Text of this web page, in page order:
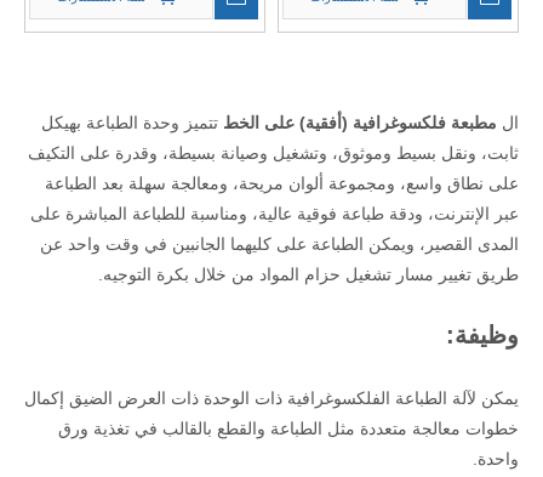
ال مطبعة فلكسوغرافية (أفقية) على الخط تتميز وحدة الطباعة بهيكل
ثابت، ونقل بسيط وموثوق، وتشغيل وصيانة بسيطة، وقدرة على التكيف
على نطاق واسع، ومجموعة ألوان مريحة، ومعالجة سهلة بعد الطباعة
عبر الإنترنت، ودقة طباعة فوقية عالية، ومناسبة للطباعة المباشرة على
المدى القصير، ويمكن الطباعة على كليهما الجانبين في وقت واحد عن
طريق تغيير مسار تشغيل حزام المواد من خلال بكرة التوجيه.
وظيفة:
يمكن لآلة الطباعة الفلكسوغرافية ذات الوحدة ذات العرض الضيق إكمال
خطوات معالجة متعددة مثل الطباعة والقطع بالقالب في تغذية ورق
واحدة.